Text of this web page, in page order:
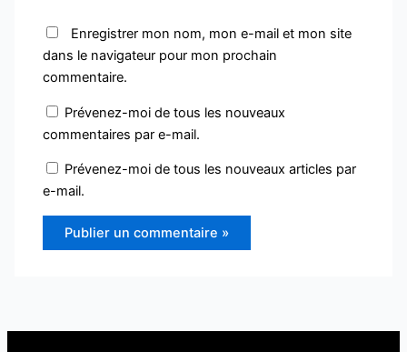
Enregistrer mon nom, mon e-mail et mon site
dans le navigateur pour mon prochain
commentaire.
Prévenez-moi de tous les nouveaux
commentaires par e-mail.
Prévenez-moi de tous les nouveaux articles par
e-mail.